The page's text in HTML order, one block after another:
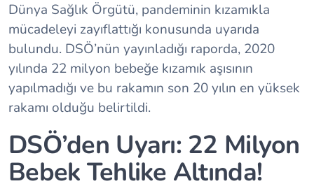
Dünya Sağlık Örgütü, pandeminin kızamıkla
mücadeleyi zayıflattığı konusunda uyarıda
bulundu. DSÖ’nün yayınladığı raporda, 2020
yılında 22 milyon bebeğe kızamık aşısının
yapılmadığı ve bu rakamın son 20 yılın en yüksek
rakamı olduğu belirtildi.
DSÖ’den Uyarı: 22 Milyon
Bebek Tehlike Altında!